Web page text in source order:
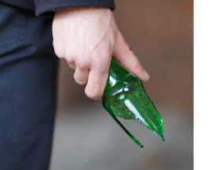
LEES MEER